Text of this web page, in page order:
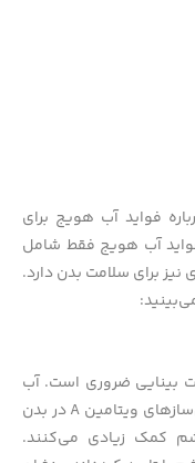
فواید آب هویج برای
آب هویج فقط شامل
برای سلامت بدن دارد.
بینایی ضروری است. آب
هویج سرشار از پروویتامین آ است که پیش‌ساز‌های ویتامین A در بدن
کمک زیادی می‌کنند.